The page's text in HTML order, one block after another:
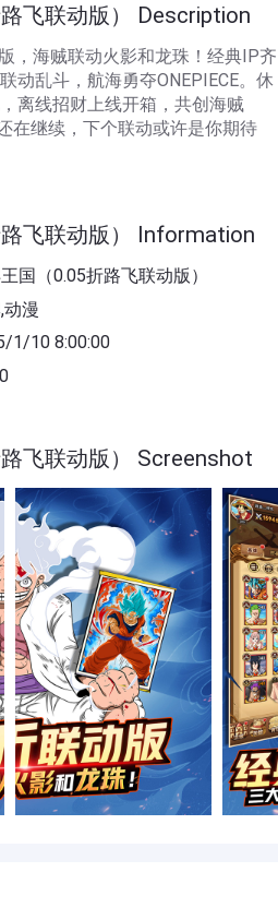
飞联动版） Description
，海贼联动火影和龙珠！经典IP齐
动乱斗，航海勇夺ONEPIECE。休
离线招财上线开箱，共创海贼
在继续，下个联动或许是你期待
飞联动版） Information
国（0.05折路飞联动版）
动漫
1/10 8:00:00
飞联动版） Screenshot